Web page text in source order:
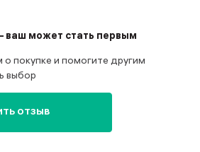
ваш может стать первым
покупке и помогите другим
выбор
отзыв